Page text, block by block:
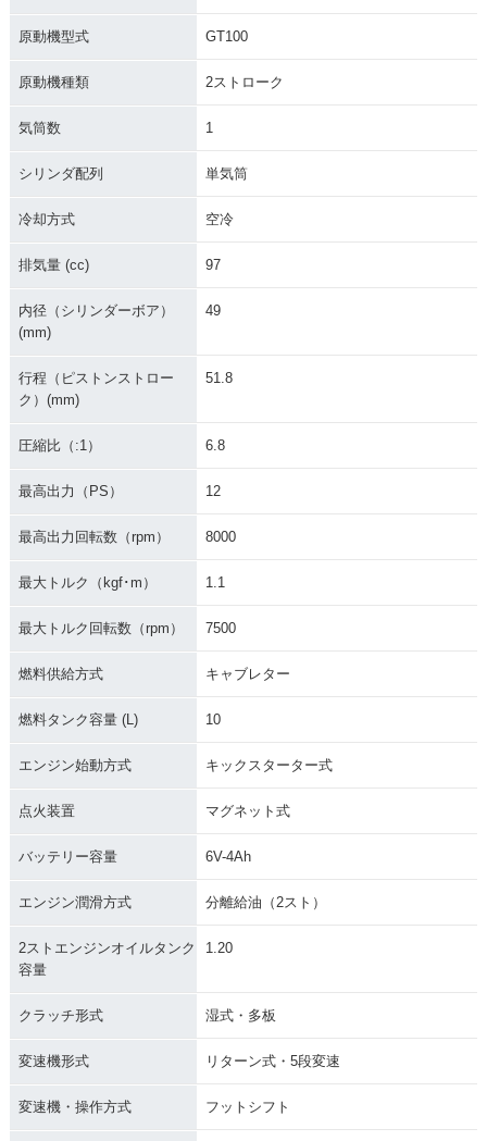
原動機型式 GT100
原動機種類 2ストローク
気筒数 1
シリンダ配列 単気筒
冷却方式 空冷
排気量 (cc) 97
内径（シリンダーボア）
(mm)
49
行程（ピストンストロー
ク）(mm)
51.8
圧縮比（:1） 6.8
最高出力（PS） 12
最高出力回転数（rpm） 8000
最大トルク（kgf･m） 1.1
最大トルク回転数（rpm） 7500
燃料供給方式 キャブレター
燃料タンク容量 (L) 10
エンジン始動方式 キックスターター式
点火装置 マグネット式
バッテリー容量 6V-4Ah
エンジン潤滑方式 分離給油（2スト）
2ストエンジンオイルタンク
容量
1.20
クラッチ形式 湿式・多板
変速機形式 リターン式・5段変速
変速機・操作方式 フットシフト